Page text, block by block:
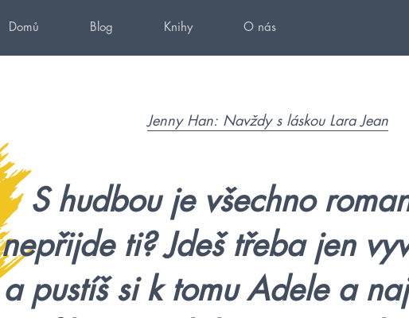
Domů Blog Knihy O nás
Jenny Han: Navždy s láskou Lara Jean
S hudbou je všechno
nepřijde ti? Jdeš třeba jen
a pustíš si k tomu Adele a